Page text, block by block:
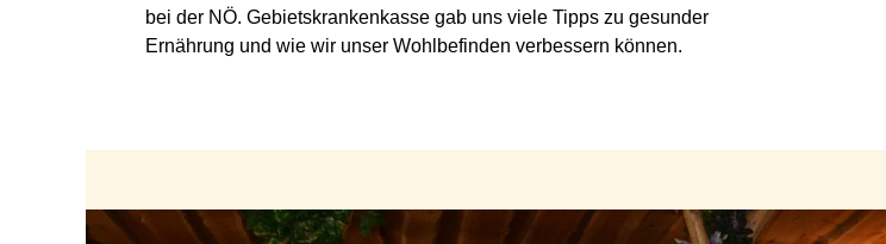
bei der NÖ. Gebietskrankenkasse gab uns viele Tipps zu gesunder
Ernährung und wie wir unser Wohlbefinden verbessern können.